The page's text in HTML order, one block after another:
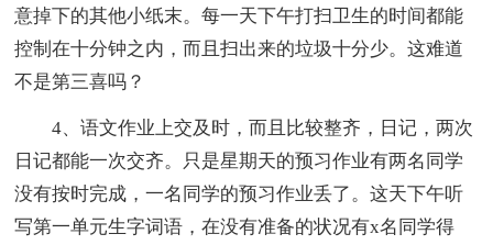
意掉下的其他小纸末。每一天下午打扫卫生的时间都能
控制在十分钟之内，而且扫出来的垃圾十分少。这难道
不是第三喜吗？
4、语文作业上交及时，而且比较整齐，日记，两次
日记都能一次交齐。只是星期天的预习作业有两名同学
没有按时完成，一名同学的预习作业丢了。这天下午听
写第一单元生字词语，在没有准备的状况有x名同学得